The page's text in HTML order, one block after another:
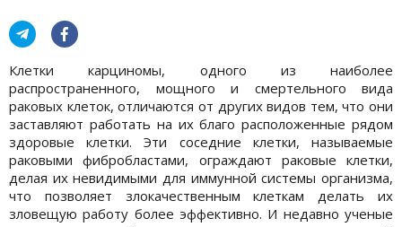
Клетки карциномы, одного из наиболее
распространенного, мощного и смертельного вида
раковых клеток, отличаются от других видов тем, что они
заставляют работать на их благо расположенные рядом
здоровые клетки. Эти соседние клетки, называемые
раковыми фибробластами, ограждают раковые клетки,
делая их невидимыми для иммунной системы организма,
что позволяет злокачественным клеткам делать их
зловещую работу более эффективно. И недавно ученые